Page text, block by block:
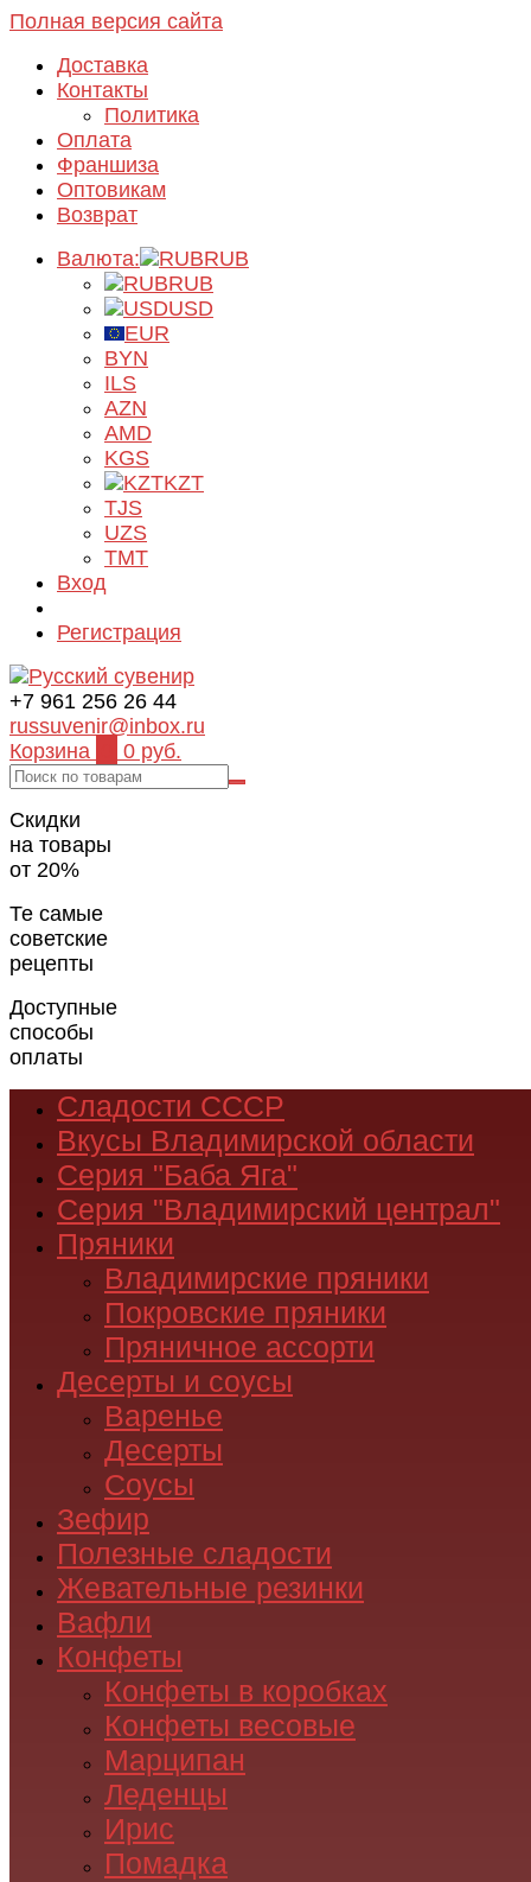
Полная версия сайта
Доставка
Контакты
Политика
Оплата
Франшиза
Оптовикам
Возврат
Валюта:
RUB
RUB
USD
EUR
BYN
ILS
AZN
AMD
KGS
KZT
TJS
UZS
TMT
Вход
Регистрация
+7 961 256 26 44
russuvenir@inbox.ru
Корзина
0 руб.
Скидки
на товары
от 20%
Те самые
советские
рецепты
Доступные
способы
оплаты
Сладости СССР
Вкусы Владимирской области
Серия "Баба Яга"
Серия "Владимирский централ"
Пряники
Владимирские пряники
Покровские пряники
Пряничное ассорти
Десерты и соусы
Варенье
Десерты
Соусы
Зефир
Полезные сладости
Жевательные резинки
Вафли
Конфеты
Конфеты в коробках
Конфеты весовые
Марципан
Леденцы
Ирис
Помадка